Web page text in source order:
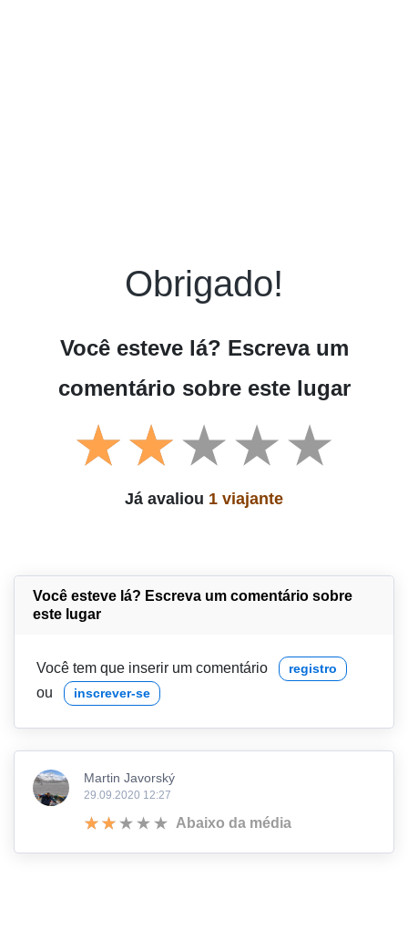
Obrigado!
Você esteve lá? Escreva um
comentário sobre este lugar
Já avaliou 1 viajante
Você esteve lá? Escreva um comentário sobre
este lugar
Você tem que inserir um comentário registro
ou inscrever-se
Martin Javorský
29.09.2020 12:27
Abaixo da média